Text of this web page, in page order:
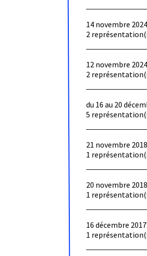
14 novembre
2
12 novembre
2
du 16 au 20
5
21 novembre
1
20 novembre
1
16 décembre
1